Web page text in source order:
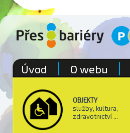
OBJEKTY
služby, kultura,
zdravotnictví ...
Úvod O webu